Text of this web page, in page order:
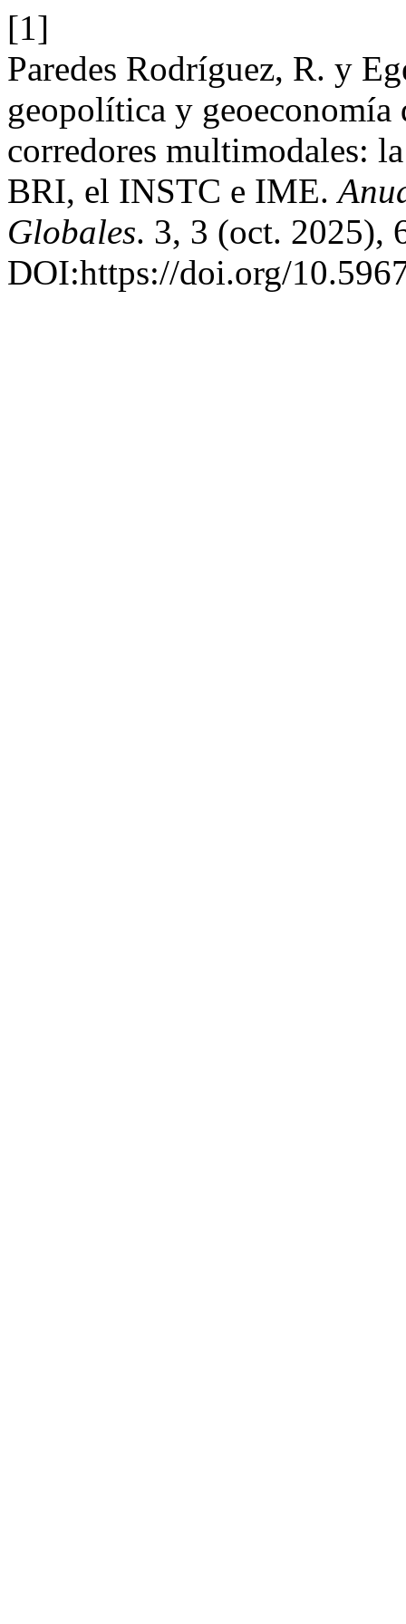
[1]
Paredes Rodríguez, R. y
geopolítica y
corredores multimodales:
BRI, el INSTC e IME.
Globales. 3, 3 (oct. 2025),
DOI:https://doi.org/